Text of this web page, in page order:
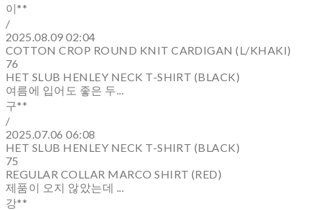
이**
/
2025.08.09 02:04
COTTON CROP ROUND KNIT CARDIGAN (L/KHAKI)
76
HET SLUB HENLEY NECK T-SHIRT (BLACK)
여름에 입어도 좋은 두...
구**
/
2025.07.06 06:08
HET SLUB HENLEY NECK T-SHIRT (BLACK)
75
REGULAR COLLAR MARCO SHIRT (RED)
제품이 오지 않았는데 ...
강**